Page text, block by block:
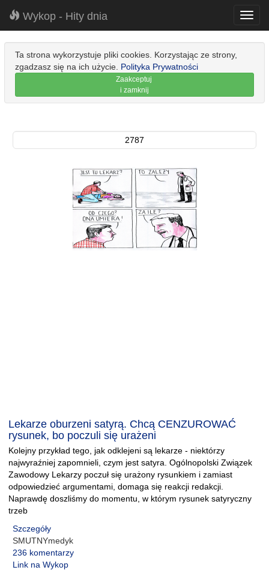
Wykop - Hity dnia
Ta strona wykorzystuje pliki cookies. Korzystając ze strony,
zgadzasz się na ich użycie. Polityka Prywatności
Zaakceptuj
i zamknij
2787
Lekarze oburzeni satyrą. Chcą CENZUROWAĆ
rysunek, bo poczuli się urażeni
Kolejny przykład tego, jak odklejeni są lekarze - niektórzy
najwyraźniej zapomnieli, czym jest satyra. Ogólnopolski Związek
Zawodowy Lekarzy poczuł się urażony rysunkiem i zamiast
odpowiedzieć argumentami, domaga się reakcji redakcji.
Naprawdę doszliśmy do momentu, w którym rysunek satyryczny
trzeb
Szczegóły
SMUTNYmedyk
236 komentarzy
Link na Wykop